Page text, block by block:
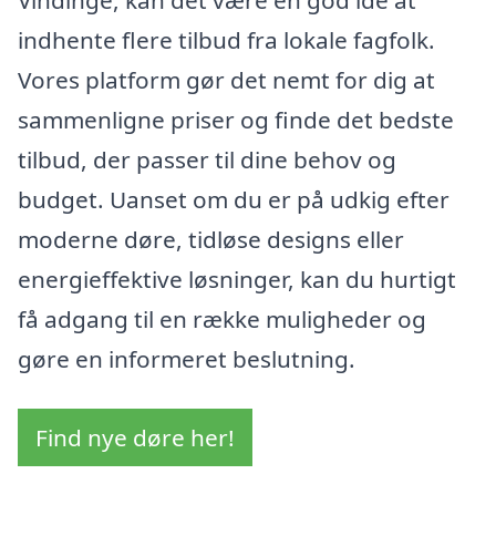
indhente flere tilbud fra lokale fagfolk.
Vores platform gør det nemt for dig at
sammenligne priser og finde det bedste
tilbud, der passer til dine behov og
budget. Uanset om du er på udkig efter
moderne døre, tidløse designs eller
energieffektive løsninger, kan du hurtigt
få adgang til en række muligheder og
gøre en informeret beslutning.
Find nye døre her!